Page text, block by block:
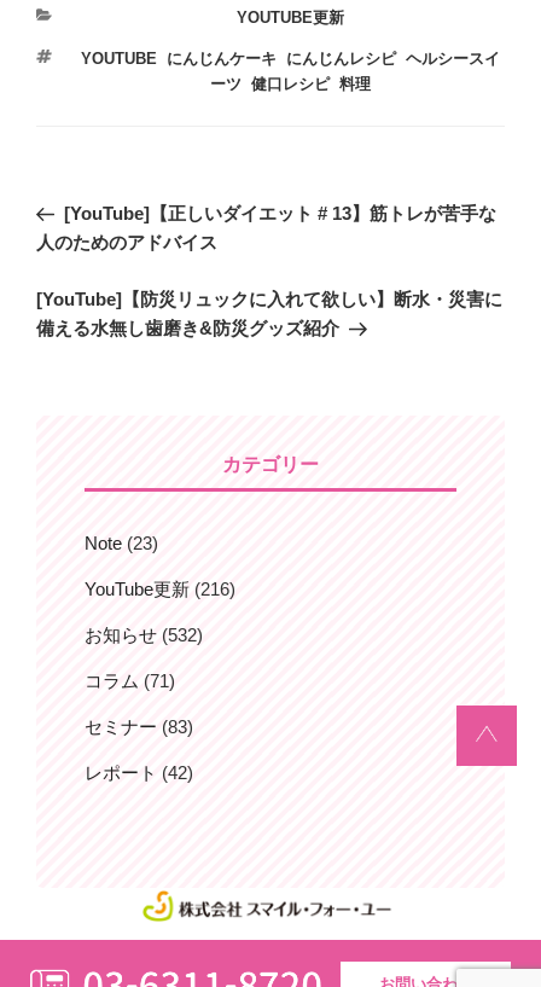
カ
ゴ
リ
YOUTUBE更新
タ
YOUTUBE, にんじんケーキ にんじんレシピ, ヘルシースイ
ーツ 健口レシピ, 料理
稿
ビ
ゲ
過
去
投
稿
[YouTube]【正しいダイエット # 13】筋トレが苦手な
人のためのアドバイス
次
の
[YouTube]【防災リュックに入れて欲しい】断水・災害に
備える水無し歯磨き&防災グッズ紹介
カテゴリー
Note (23)
YouTube更新 (216)
お知らせ (532)
コラム (71)
セミナー (83)
レポート (42)